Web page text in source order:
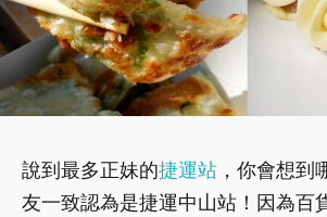
說到最多正妹的捷運站 ，你會想到
友一致認為是捷運中山站！因為百